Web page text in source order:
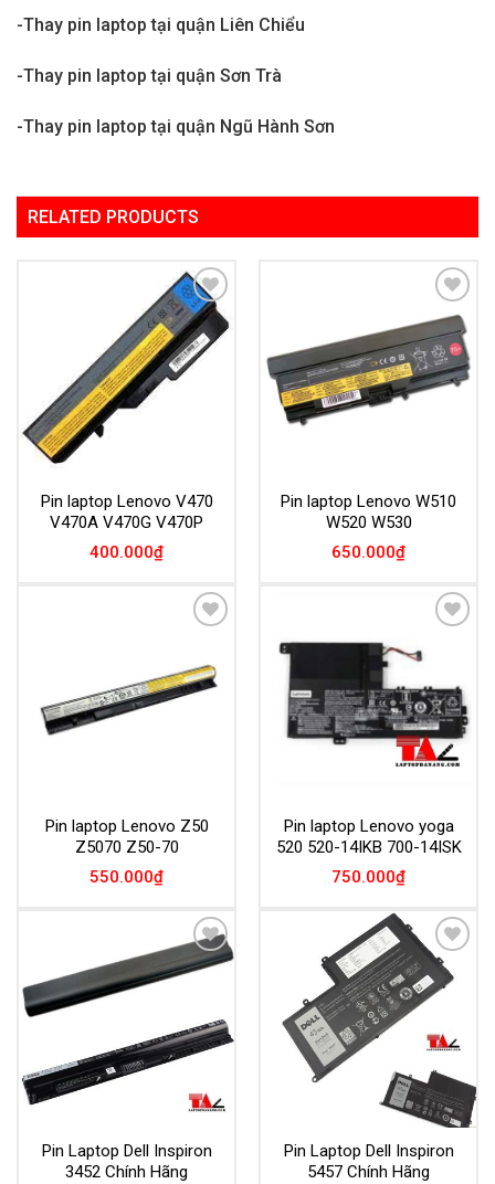
-Thay pin laptop tại quận Liên Chiểu
-Thay pin laptop tại quận Sơn Trà
-Thay pin laptop tại quận Ngũ Hành Sơn
RELATED PRODUCTS
Add to
Wishlist
Pin laptop Lenovo V470
V470A V470G V470P
400.000₫
Add to
Wishlist
Pin laptop Lenovo W510
W520 W530
650.000₫
Pin laptop Lenovo Z50
Z5070 Z50-70
550.000₫
Wishlist
Pin laptop Lenovo yoga
520 520-14IKB 700-14ISK
750.000₫
Add to
Pin Laptop Dell Inspiron
3452 Chính Hãng
Add to
Wishlist
Pin Laptop Dell Inspiron
5457 Chính Hãng